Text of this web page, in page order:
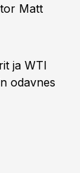
Matt
ja WTI
odavnes